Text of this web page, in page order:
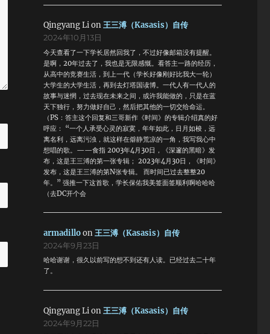
Qingyang Lion王三溥（Kasasis）自传
2024年10月13日
今天查看了一下学长居然回我了，不过好像邮箱没有提醒。
是啊，20年过去了，我也是无限感慨。看答主一路的经历，
从高中的竞赛生活，到上一代（学长好像刚好比我大一轮）
大学生的大学生活，再到去灯塔国读博。一代人有一代人的
故事与迷惘，过去现在未来之间，或许我能做的，只是在蓝
天下独行，努力做好自己，然后把其他的一切交给命运。
（PS：答主这个回复和三哥新作《时间》的专辑介绍真的好
呼应： “一个人承受心灵的寂寞，年年如此，日月如梭，远
离名利，远离污浊，就这样在僻静荒凉的一角，我写我心中
想唱的歌。——食指 2003年4月30日，《深邃的黑暗》发
布，这是王三溥的第一张专辑； 2023年4月30日，《时间》
发布，这是王三溥的第N张专辑。 而时间已过去整整20
年。” 强推一下这首歌，学长保佑我美签面签顺利啊哈哈哈
（去DC开个会
armadilloon王三溥（Kasasis）自传
2024年9月23日
哈哈谢谢，很久以前写的想不到还有人读。已经过去二十年
了。
Qingyang Lion王三溥（Kasasis）自传
2024年9月22日